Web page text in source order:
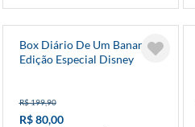
Box Diário De Um Banana -
Edição Especial Disney
R$ 199,90
R$ 80,00